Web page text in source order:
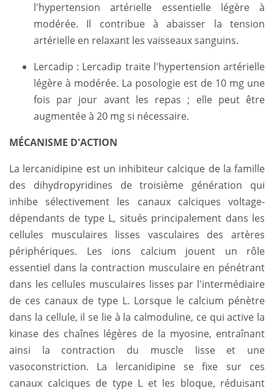
l'hypertension artérielle essentielle légère à
modérée. Il contribue à abaisser la tension
artérielle en relaxant les vaisseaux sanguins.
Lercadip : Lercadip traite l'hypertension artérielle
légère à modérée. La posologie est de 10 mg une
fois par jour avant les repas ; elle peut être
augmentée à 20 mg si nécessaire.
MÉCANISME D'ACTION
La lercanidipine est un inhibiteur calcique de la famille
des dihydropyridines de troisième génération qui
inhibe sélectivement les canaux calciques voltage-
dépendants de type L, situés principalement dans les
cellules musculaires lisses vasculaires des artères
périphériques. Les ions calcium jouent un rôle
essentiel dans la contraction musculaire en pénétrant
dans les cellules musculaires lisses par l'intermédiaire
de ces canaux de type L. Lorsque le calcium pénètre
dans la cellule, il se lie à la calmoduline, ce qui active la
kinase des chaînes légères de la myosine, entraînant
ainsi la contraction du muscle lisse et une
vasoconstriction. La lercanidipine se fixe sur ces
canaux calciques de type L et les bloque, réduisant